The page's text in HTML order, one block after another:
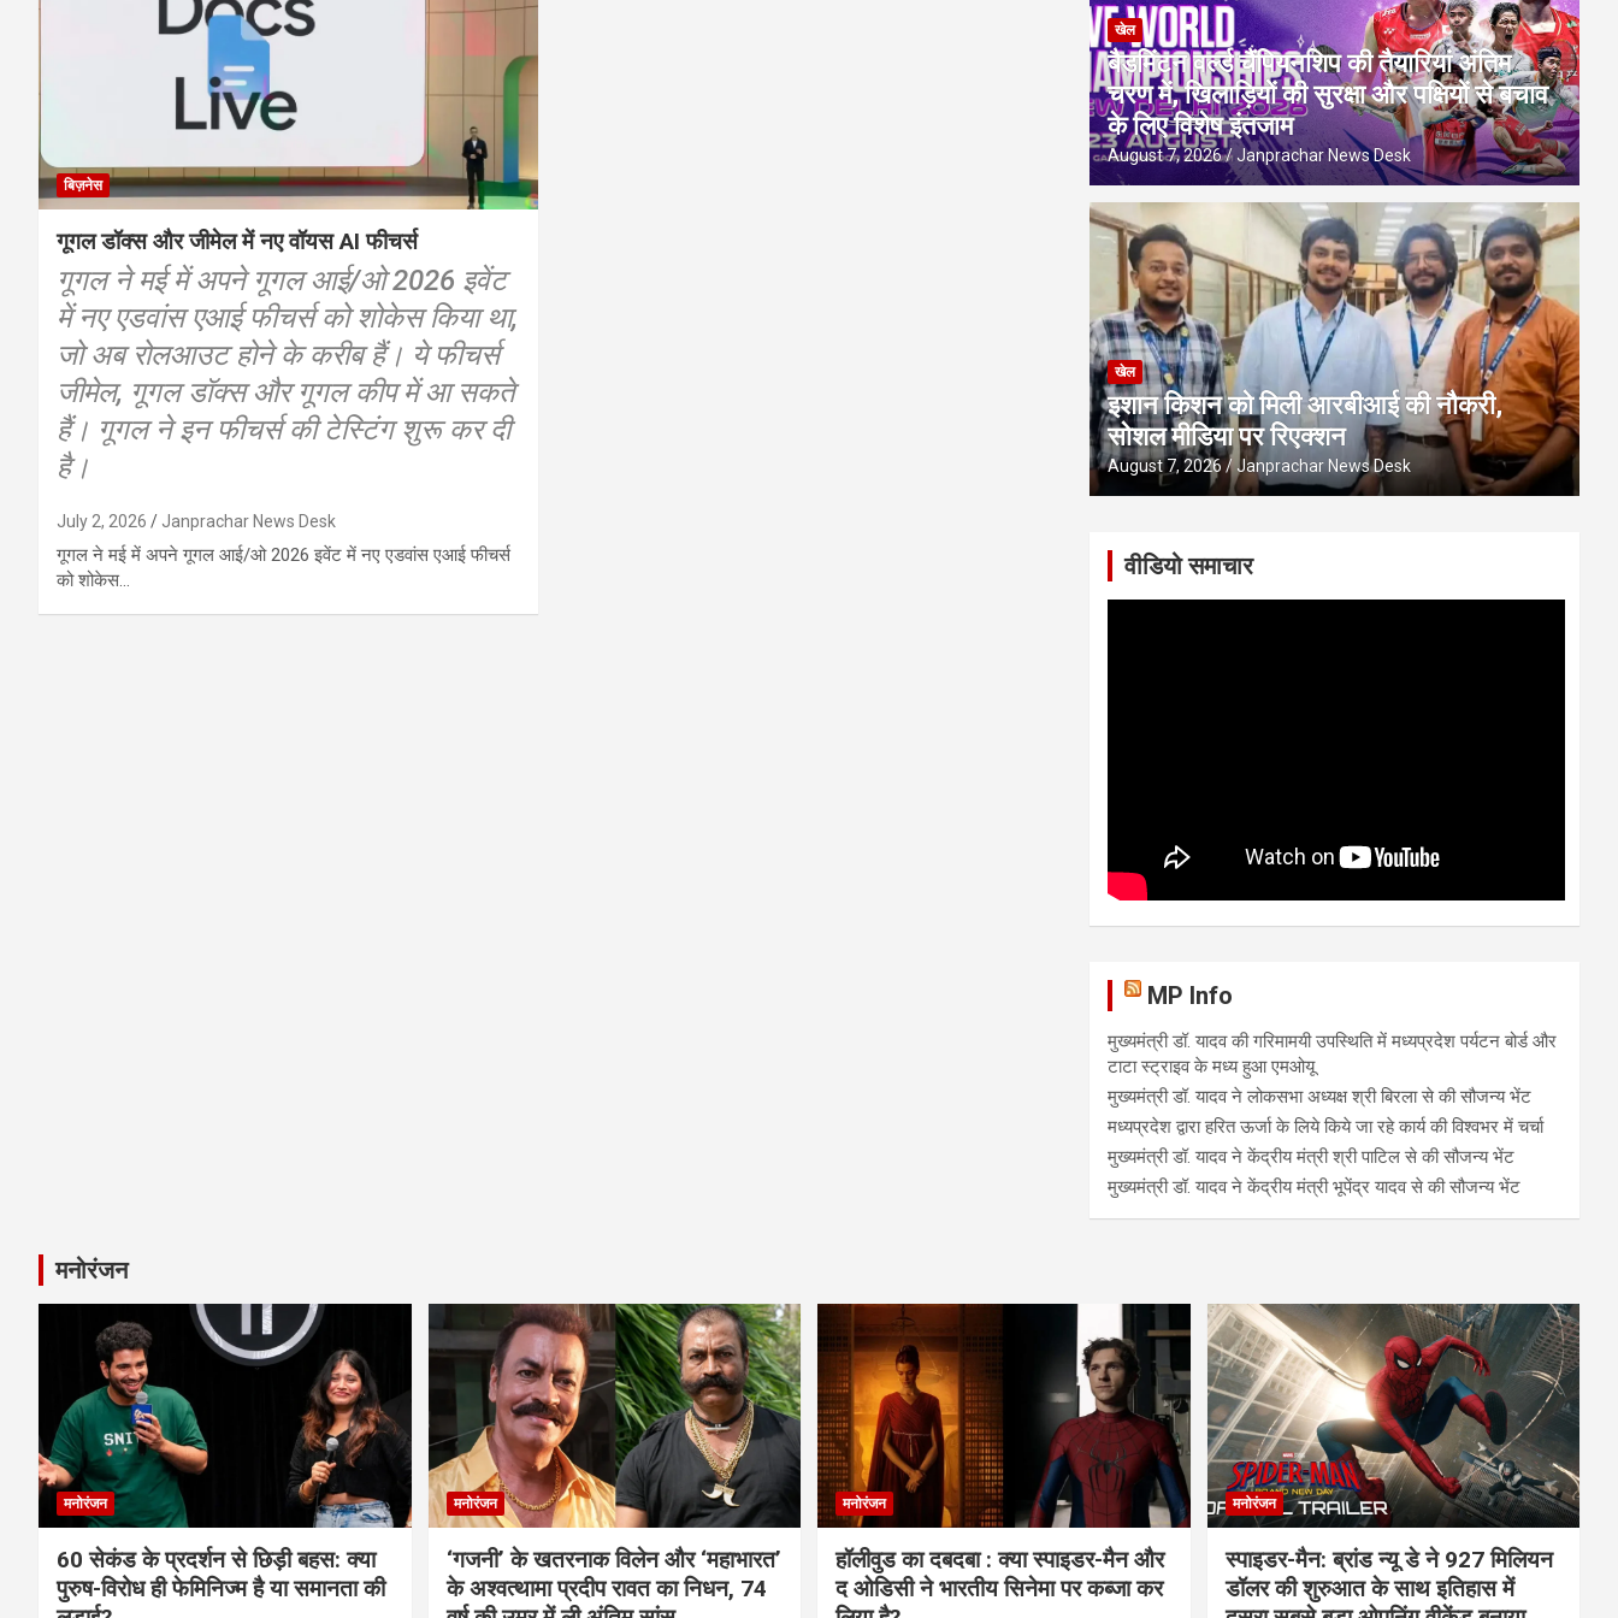
बिज़नेस
गूगल डॉक्स और जीमेल में नए वॉयस AI फीचर्स
गूगल ने मई में अपने गूगल आई/ओ 2026 इवेंट
में नए एडवांस एआई फीचर्स को शोकेस किया था,
जो अब रोलआउट होने के करीब हैं। ये फीचर्स
जीमेल, गूगल डॉक्स और गूगल कीप में आ सकते
हैं। गूगल ने इन फीचर्स की टेस्टिंग शुरू कर दी
है।
July 2, 2026 Janprachar News Desk
गूगल ने मई में अपने गूगल आई/ओ 2026 इवेंट में नए एडवांस एआई फीचर्स
को शोकेस…
खेल
बैडमिंटन वर्ल्ड चैंपियनशिप की तैयारियां अंतिम
चरण में, खिलाड़ियों की सुरक्षा और पक्षियों से बचाव
के लिए विशेष इंतजाम
August 7, 2026 Janprachar News Desk
खेल
इशान किशन को मिली आरबीआई की नौकरी,
सोशल मीडिया पर रिएक्शन
August 7, 2026 Janprachar News Desk
वीडियो समाचार
MP Info
मुख्यमंत्री डॉ. यादव की गरिमामयी उपस्थिति में मध्यप्रदेश पर्यटन बोर्ड और
टाटा स्ट्राइव के मध्य हुआ एमओयू
मुख्यमंत्री डॉ. यादव ने लोकसभा अध्यक्ष श्री बिरला से की सौजन्य भेंट
मध्यप्रदेश द्वारा हरित ऊर्जा के लिये किये जा रहे कार्य की विश्वभर में चर्चा
मुख्यमंत्री डॉ. यादव ने केंद्रीय मंत्री श्री पाटिल से की सौजन्य भेंट
मुख्यमंत्री डॉ. यादव ने केंद्रीय मंत्री भूपेंद्र यादव से की सौजन्य भेंट
मनोरंजन
मनोरंजन
60 सेकंड के प्रदर्शन से छिड़ी बहस: क्या
पुरुष-विरोध ही फेमिनिज्म है या समानता की
मनोरंजन
‘गजनी’ के खतरनाक विलेन और ‘महाभारत’
के अश्वत्थामा प्रदीप रावत का निधन, 74
मनोरंजन
हॉलीवुड का दबदबा : क्या स्पाइडर-मैन और
द ओडिसी ने भारतीय सिनेमा पर कब्जा कर
मनोरंजन
स्पाइडर-मैन: ब्रांड न्यू डे ने 927 मिलियन
डॉलर की शुरुआत के साथ इतिहास में